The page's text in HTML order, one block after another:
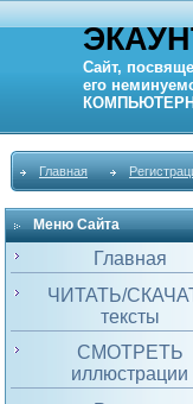
Сайт,
его
Главная
Меню Сайта
Главная
ЧИТАТЬ/
тексты
СМОТРЕТЬ
иллюстрации